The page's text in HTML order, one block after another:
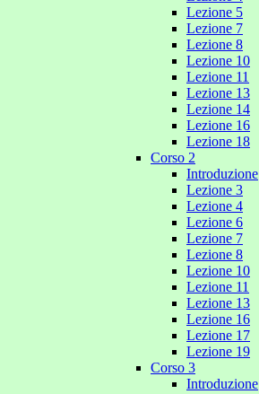
Lezione 5
Lezione 7
Lezione 8
Lezione 10
Lezione 11
Lezione 13
Lezione 14
Lezione 16
Lezione 18
Corso 2
Introduzione
Lezione 3
Lezione 4
Lezione 6
Lezione 7
Lezione 8
Lezione 10
Lezione 11
Lezione 13
Lezione 16
Lezione 17
Lezione 19
Corso 3
Introduzione